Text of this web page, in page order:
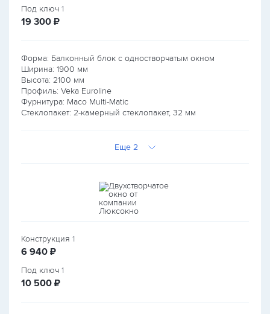
Под ключ 1
19 300 руб.
₽
Форма: Балконный блок с одностворчатым окном
Ширина: 1900 мм
Высота: 2100 мм
Профиль: Veka Euroline
Фурнитура: Maco Multi-Matic
Стеклопакет: 2-камерный стеклопакет, 32 мм
Еще 2
Конструкция 1
6 940 руб.
₽
Под ключ 1
10 500 руб.
₽